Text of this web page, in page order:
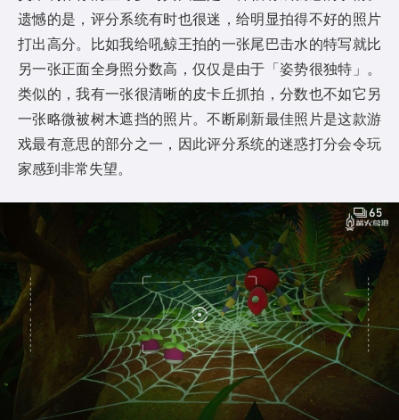
遗憾的是，评分系统有时也很迷，给明显拍得不好的照片
打出高分。比如我给吼鲸王拍的一张尾巴击水的特写就比
另一张正面全身照分数高，仅仅是由于「姿势很独特」。
类似的，我有一张很清晰的皮卡丘抓拍，分数也不如它另
一张略微被树木遮挡的照片。不断刷新最佳照片是这款游
戏最有意思的部分之一，因此评分系统的迷惑打分会令玩
家感到非常失望。